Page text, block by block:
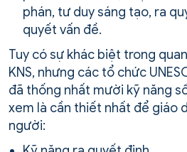
phán, tư duy sáng tạo, ra
quyết vấn đề.
Tuy có sự khác biệt trong
KNS, nhưng các tổ chức
đã thống nhất mười kỹ năng
xem là cần thiết nhất để giáo
người: